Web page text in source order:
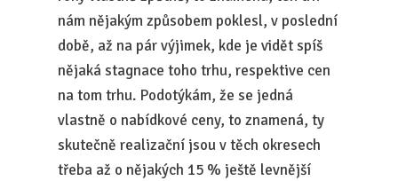
nám nějakým způsobem poklesl, v poslední
době, až na pár výjimek, kde je vidět spíš
nějaká stagnace toho trhu, respektive cen
na tom trhu. Podotýkám, že se jedná
vlastně o nabídkové ceny, to znamená, ty
skutečně realizační jsou v těch okresech
třeba až o nějakých 15 % ještě levnější